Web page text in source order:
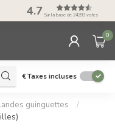
Service : du lundi
17.00
4.7 Sur la base de 24393 votes
0
€Taxes incluses
guinguettes
/